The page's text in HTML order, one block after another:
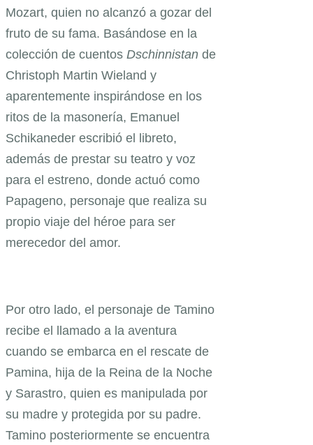
Mozart, quien no alcanzó a gozar del
fruto de su fama. Basándose en la
colección de cuentos Dschinnistan de
Christoph Martin Wieland y
aparentemente inspirándose en los
ritos de la masonería, Emanuel
Schikaneder escribió el libreto,
además de prestar su teatro y voz
para el estreno, donde actuó como
Papageno, personaje que realiza su
propio viaje del héroe para ser
merecedor del amor.
Por otro lado, el personaje de Tamino
recibe el llamado a la aventura
cuando se embarca en el rescate de
Pamina, hija de la Reina de la Noche
y Sarastro, quien es manipulada por
su madre y protegida por su padre.
Tamino posteriormente se encuentra